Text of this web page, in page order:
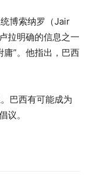
博索纳罗（Jair
拉明确的信息之一
庸”。他指出，巴西
巴西有可能成为
议。